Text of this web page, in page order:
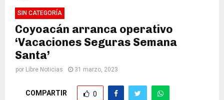
SIN CATEGORÍA
Coyoacán arranca operativo
‘Vacaciones Seguras Semana
Santa’
por Libre Noticias 31 marzo, 2023
COMPARTIR 0